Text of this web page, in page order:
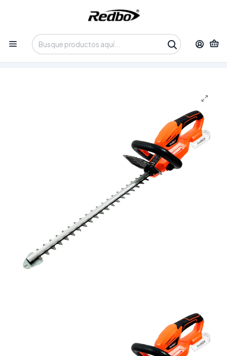
Tienda 100% Online con despacho a domicilio o retiro en
Oficina • Lun-Vie 09:30-14:00 / 15:00-17:30 • 📞 +56 9 3730 2311
Herramientas Inalámbricas
Cortaseto Inalámbrico REDBO HT 18V-16+Cargador base y